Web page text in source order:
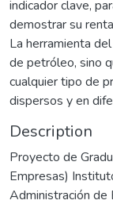
indicador clave,
demostrar su
La herramienta
de petróleo, sino
cualquier tipo de
dispersos y en
Description
Proyecto de
Empresas)
Administración de